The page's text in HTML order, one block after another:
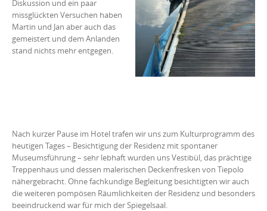
Diskussion und ein paar
missglückten Versuchen haben
Martin und Jan aber auch das
gemeistert und dem Anlanden
stand nichts mehr entgegen.
Nach kurzer Pause im Hotel trafen wir uns zum Kulturprogramm des
heutigen Tages – Besichtigung der Residenz mit spontaner
Museumsführung – sehr lebhaft wurden uns Vestibül, das prächtige
Treppenhaus und dessen malerischen Deckenfresken von Tiepolo
nähergebracht. Ohne fachkundige Begleitung besichtigten wir auch
die weiteren pompösen Räumlichkeiten der Residenz und besonders
beeindruckend war für mich der Spiegelsaal.